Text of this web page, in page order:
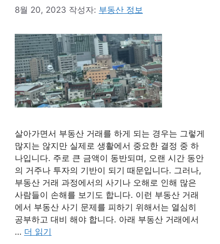
8월 20, 2023 작성자: 부동산 정보
살아가면서 부동산 거래를 하게 되는 경우는 그렇게
많지는 않지만 실제로 생활에서 중요한 결정 중 하
나입니다. 주로 큰 금액이 동반되며, 오랜 시간 동안
의 거주나 투자의 기반이 되기 때문입니다. 그러나,
부동산 거래 과정에서의 사기나 오해로 인해 많은
사람들이 손해를 보기도 합니다. 이런 부동산 거래
에서 부동산 사기 문제를 피하기 위해서는 열심히
공부하고 대비 해야 합니다. 아래 부동산 거래에서
… 더 읽기